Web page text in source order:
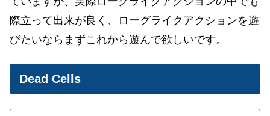
際立って出来が良く、ローグライクアクションを遊
びたいならまずこれから遊んで欲しいです。
Dead Cells